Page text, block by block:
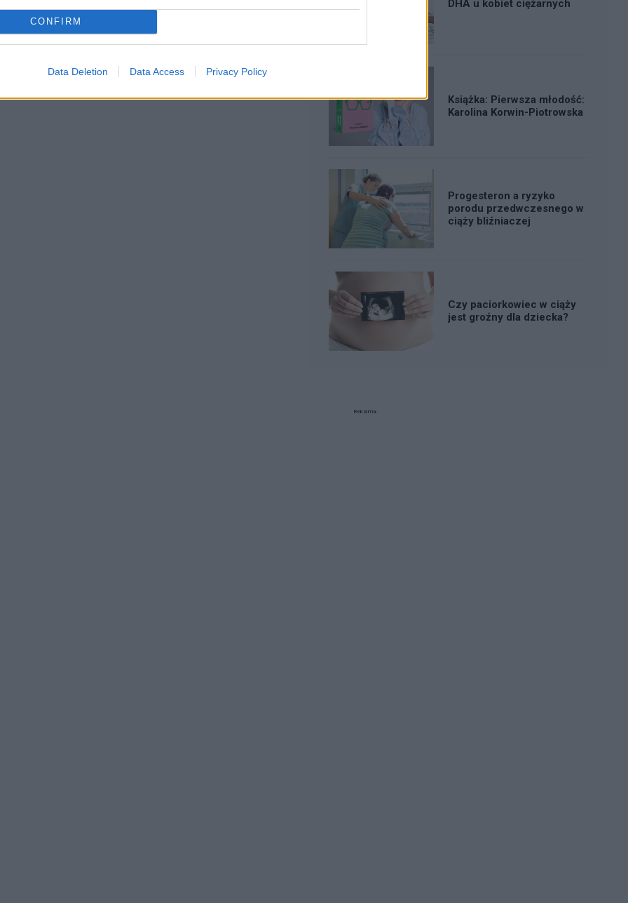
CONFIRM
Data Deletion Data Access Privacy Policy
DHA u kobiet ciężarnych
Książka: Pierwsza młodość:
Karolina Korwin-Piotrowska
Progesteron a ryzyko
porodu przedwczesnego w
ciąży bliźniaczej
Czy paciorkowiec w ciąży
jest groźny dla dziecka?
Reklama: